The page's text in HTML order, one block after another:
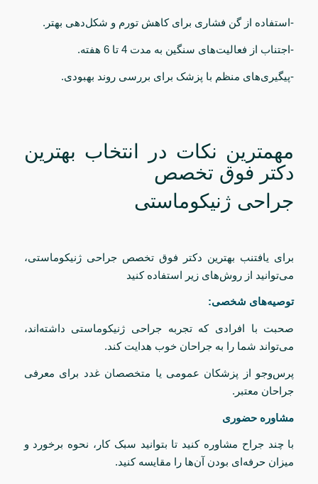
-استفاده از گن فشاری برای کاهش تورم و شکل‌دهی بهتر.
-اجتناب از فعالیت‌های سنگین به مدت 4 تا 6 هفته.
-پیگیری‌های منظم با پزشک برای بررسی روند بهبودی.
مهمترین نکات در انتخاب بهترین
دکتر فوق تخصص
جراحی ژنیکوماستی
برای یافتنب بهترین دکتر فوق تخصص جراحی ژنیکوماستی،
می‌توانید از روش‌های زیر استفاده کنید
توصیه‌های شخصی:
صحبت با افرادی که تجربه جراحی ژنیکوماستی داشته‌اند،
می‌تواند شما را به جراحان خوب هدایت کند.
پرس‌وجو از پزشکان عمومی یا متخصصان غدد برای معرفی
جراحان معتبر.
مشاوره حضوری
با چند جراح مشاوره کنید تا بتوانید سبک کار، نحوه برخورد و
میزان حرفه‌ای بودن آن‌ها را مقایسه کنید.